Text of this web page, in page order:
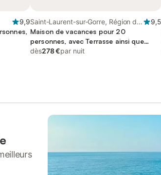
9,9Saint-Laurent-sur-Gorre, Région de
Rochechouart
9,5
Maison de vacances pour 20
personnes, avec Terrasse ainsi que
Jardin et Piscine
dès278 €par nuit